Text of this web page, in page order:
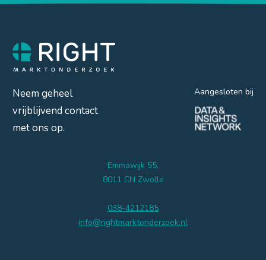
Neem geheel
vrijblijvend contact
met ons op.
Aangesloten bij
Emmawijk 55,
8011 CN Zwolle
038-4212185
info@rightmarktonderzoek.nl